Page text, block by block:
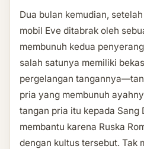
Dua bulan kemudian,
mobil Eve ditabrak oleh
membunuh kedua
salah satunya memiliki
pergelangan
pria yang membunuh
tangan pria itu kepada Sang
membantu karena Ruska
dengan kultus tersebut. Tak